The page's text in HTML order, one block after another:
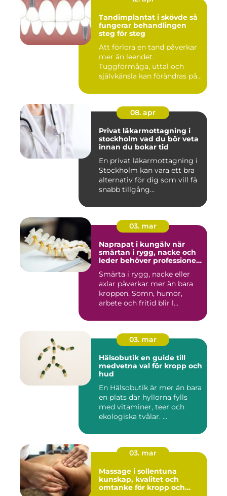
Tandimplantat i skövde så
fungerar behandlingen
steg för steg
Att förlora en tand påverkar
mer än leendet.
Tuggförmåga, uttal och
självkänsla kan förändras på
08. apr
Privat läkarmottagning i
stockholm vad du bör veta
innan du bokar tid
En privat läkarmottagning i
Stockholm kan vara ett bra
alternativ för dig som vill få
snabb tillgång...
03. mar
Naprapat i kungälv när
smärtan i rygg, nacke och
leder behöver professionell
Smärta i rygg, nacke eller
axlar påverkar mer än bara
kroppen. Sömn, humör,
arbete och fritid blir l...
03. mar
Hälsobutik en guide till
medvetna val för kropp och
hud
En Hälsobutik är mer än bara
en plats där hyllorna fylls
med vitaminer, teer och
ekologiska tvålar. ...
03. mar
Massage i sollentuna
kunskap, kvalitet och
omtanke för kropp och